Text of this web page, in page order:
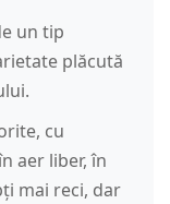
un tip
plăcută
cu
aer liber, în
mai reci, dar